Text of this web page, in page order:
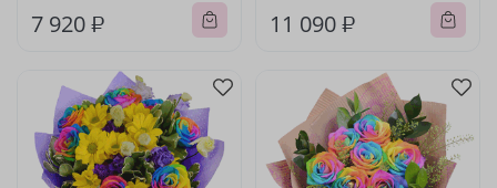
7 920 ₽ 11 090 ₽